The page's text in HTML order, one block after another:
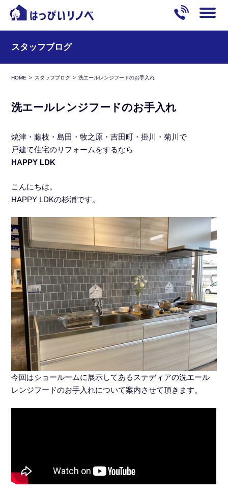
スタッフブログ
HOME スタッフブログ 洗エールレンジフードのお手入れ
洗エールレンジフードのお手入れ
焼津・藤枝・島田・牧之原・吉田町・掛川・菊川で
戸建て住宅のリフォームをするなら
HAPPY LDK
こんにちは。
HAPPY LDKの杉浦です。
今回はショールームに展示してあるステディアの洗エール
レンジフードのお手入れについて案内させて頂きます。